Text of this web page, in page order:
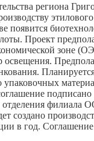
региона
появится
Проект
зоне
упаковочных
отделения
создано
в год.